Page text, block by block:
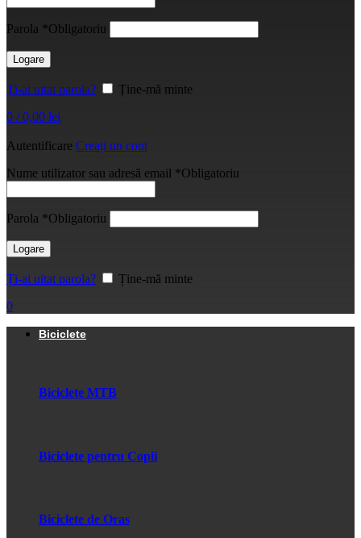
Parola *Obligatoriu
Logare
Ți-ai uitat parola?
Ține-mă minte
0 / 0,00 lei
Autentificare Creați un cont
Nume utilizator sau adresă email *Obligatoriu
Parola *Obligatoriu
Logare
Ți-ai uitat parola?
Ține-mă minte
0
Biciclete
Biciclete MTB
Biciclete pentru Copii
Biciclete de Oras